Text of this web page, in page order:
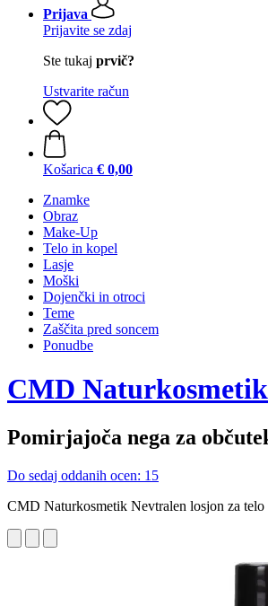
Prijava
Prijavite se zdaj
Ste tukaj prvič?
Ustvarite račun
Košarica € 0,00
Znamke
Obraz
Make-Up
Telo in kopel
Lasje
Moški
Dojenčki in otroci
Teme
Zaščita pred soncem
Ponudbe
CMD Naturkosmetik
Pomirjajoča nega za
Do sedaj oddanih ocen: 15
CMD Naturkosmetik Nevtralen losjon za telo